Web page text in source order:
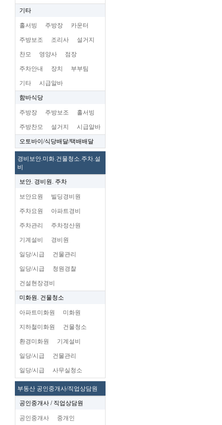
기타
홀서빙 주방장 카운터
주방보조 조리사 설거지
찬모 영양사 점장
주차안내 장치 부부팀
기타 시급알바
함바식당
주방장 주방보조 홀서빙
주방찬모 설거지 시급알바
오토바이/식당배달/택배배달
경비보안.미화.건물청소.주차.설
비
보안. 경비원. 주차
보안요원 빌딩경비원
주차요원 아파트경비
주차관리 주차정산원
기계설비 경비원
일당/시급 건물관리
일당/시급 청원경찰
건설현장경비
미화원. 건물청소
아파트미화원 미화원
지하철미화원 건물청소
환경미화원 기계설비
일당/시급 건물관리
일당/시급 사무실청소
부동산 공인중개사/직업상담원
공인중개사 / 직업상담원
공인중개사 중개인